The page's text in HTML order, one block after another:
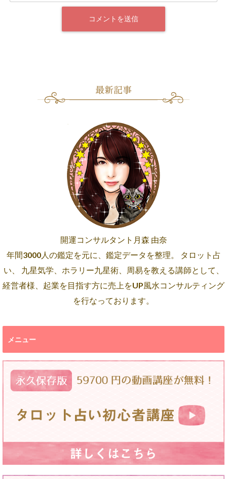
開運コンサルタント月森 由奈
年間3000人の鑑定を元に、鑑定データを整理。 タロット占
い、 九星気学、ホラリー九星術、周易を教える講師として、
経営者様、起業を目指す方に売上をUP風水コンサルティング
を行なっております。
メニュー